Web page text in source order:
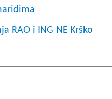
RAO i ING NE Krško